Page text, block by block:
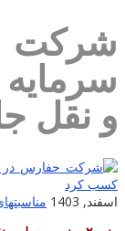
شرکت
و نقل
اسفند, 1403